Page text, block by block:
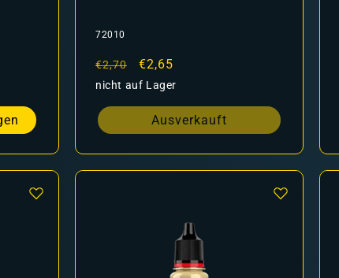
72010
Normaler
Preis
€2,70 Verkaufspreis
€2,65
nicht auf Lager
Ausverkauft